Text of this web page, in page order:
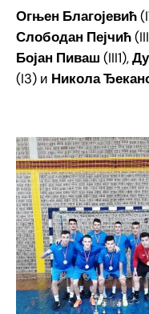
Огњен Благојевић
Слободан Пејчић
Бојан Пиваш (III1),
(I3) и Никола